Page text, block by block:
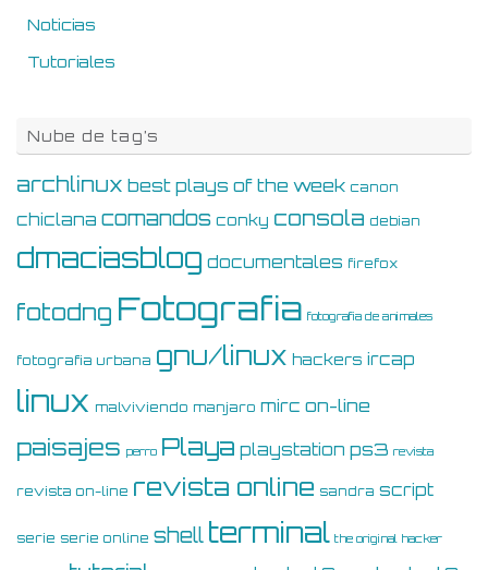
Noticias
Tutoriales
Nube de tag’s
archlinux best plays of the week canon
chiclana comandos conky consola debian
dmaciasblog documentales firefox
fotodng Fotografia fotografia de animales
fotografia urbana gnu/linux hackers ircap
linux malviviendo manjaro mirc on-line
paisajes perro Playa playstation ps3 revista
revista on-line revista online sandra script
serie serie online shell terminal the original hacker